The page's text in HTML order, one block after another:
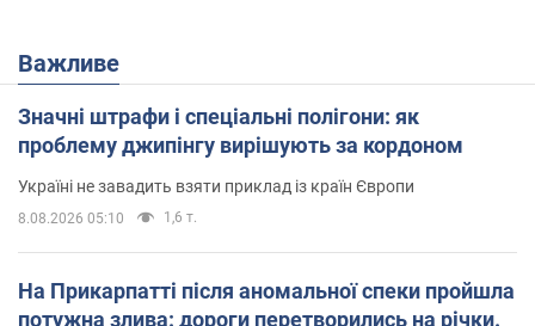
Важливе
Значні штрафи і спеціальні полігони: як
проблему джипінгу вирішують за кордоном
Україні не завадить взяти приклад із країн Європи
8.08.2026 05:10 1,6 т.
На Прикарпатті після аномальної спеки пройшла
потужна злива: дороги перетворились на річки.